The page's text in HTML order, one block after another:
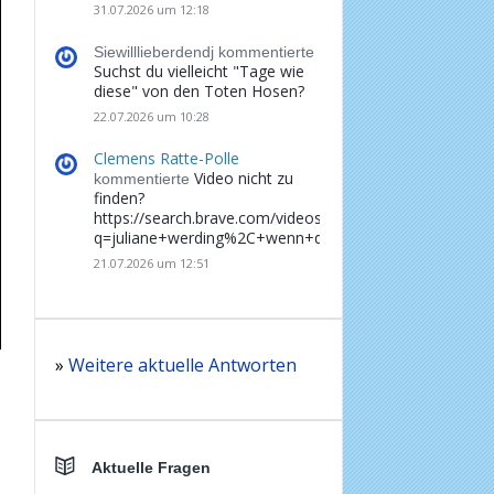
31.07.2026 um 12:18
Siewilllieberdendj kommentierte
Suchst du vielleicht "Tage wie
diese" von den Toten Hosen?
22.07.2026 um 10:28
Clemens Ratte-Polle
kommentierte Video nicht zu
finden?
https://search.brave.com/videos?
21.07.2026 um 12:51
» Weitere aktuelle Antworten
Aktuelle Fragen